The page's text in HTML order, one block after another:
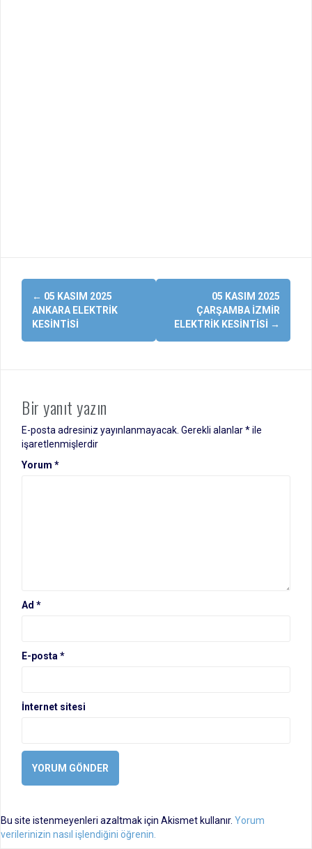
Yazı
dolaşımı
← 05 KASIM 2025
ANKARA ELEKTRIK
KESINTISI
05 KASIM 2025
ÇARŞAMBA İZMIR
ELEKTRIK KESINTISI →
Bir yanıt yazın
E-posta adresiniz yayınlanmayacak. Gerekli alanlar*ile
işaretlenmişlerdir
Yorum *
Ad *
E-posta *
İnternet sitesi
Bu site istenmeyenleri azaltmak için Akismet kullanır. Yorum
verilerinizin nasıl işlendiğini öğrenin.